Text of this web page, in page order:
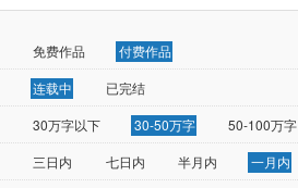
免费作品
付费作品
连载中
已完结
30万字以下 30-50万字 50-100万字
三日内 七日内 半月内
一月内